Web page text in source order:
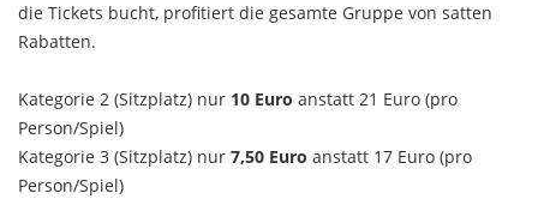
die Tickets bucht, profitiert die gesamte Gruppe von satten
Rabatten.
Kategorie 2 (Sitzplatz) nur 10 Euro anstatt 21 Euro (pro
Person/Spiel)
Kategorie 3 (Sitzplatz) nur 7,50 Euro anstatt 17 Euro (pro
Person/Spiel)